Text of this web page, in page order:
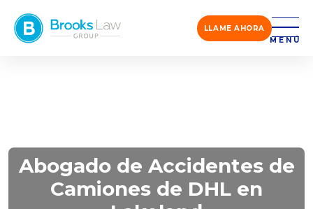
LLAME AHORA
MENÚ
Abogado de Accidentes de
Camiones de DHL en